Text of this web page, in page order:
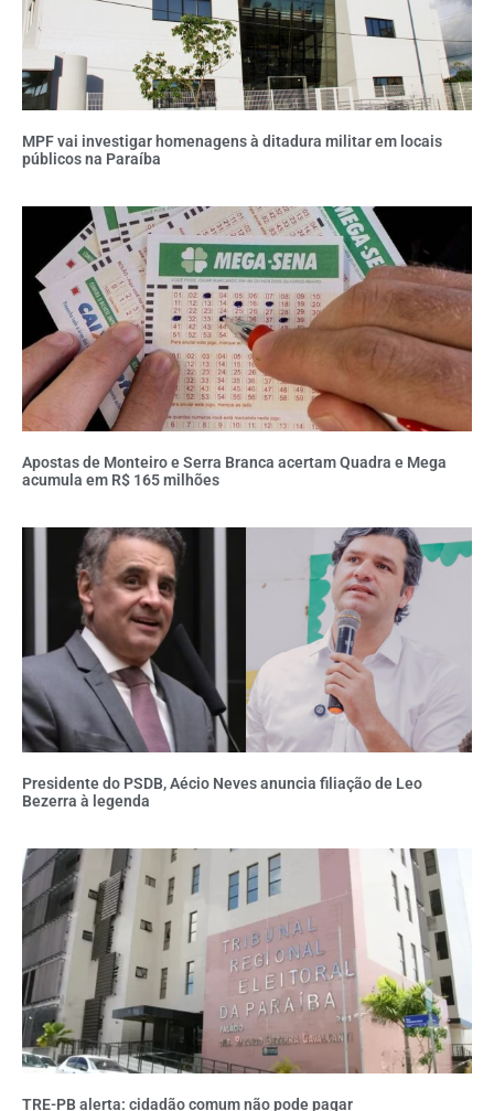
MPF vai investigar homenagens à ditadura militar em locais
públicos na Paraíba
Apostas de Monteiro e Serra Branca acertam Quadra e Mega
acumula em R$ 165 milhões
Presidente do PSDB, Aécio Neves anuncia filiação de Leo
Bezerra à legenda
TRE-PB alerta: cidadão comum não pode pagar